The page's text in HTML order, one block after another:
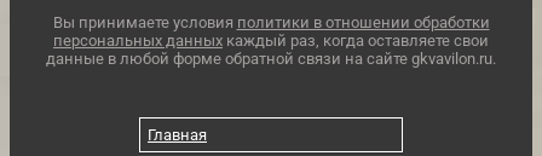
Вы принимаете условия политики в отношении обработки
персональных данных каждый раз, когда оставляете свои
данные в любой форме обратной связи на сайте gkvavilon.ru.
Главная